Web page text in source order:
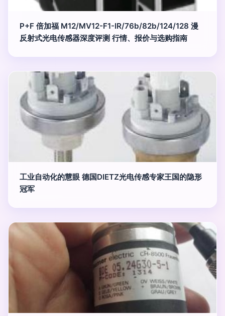
P+F 倍加福 M12/MV12-F1-IR/76b/82b/124/128 漫
反射式光电传感器深度评测 行情、报价与选购指南
工业自动化的慧眼 德国DIETZ光电传感专家王国的隐形
冠军